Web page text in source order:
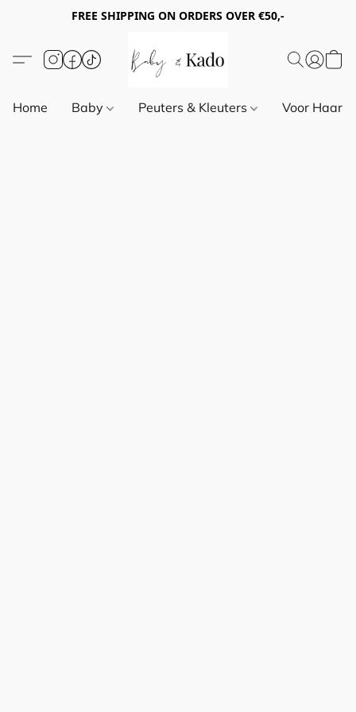
FREE SHIPPING ON ORDERS OVER €50,-
Home Baby Peuters & Kleuters Voor Haar